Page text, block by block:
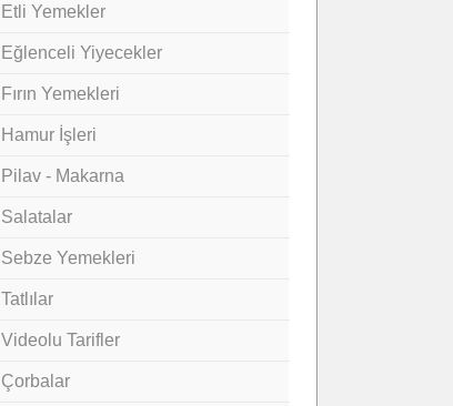
Etli Yemekler
Eğlenceli Yiyecekler
Fırın Yemekleri
Hamur İşleri
Pilav - Makarna
Salatalar
Sebze Yemekleri
Tatlılar
Videolu Tarifler
Çorbalar